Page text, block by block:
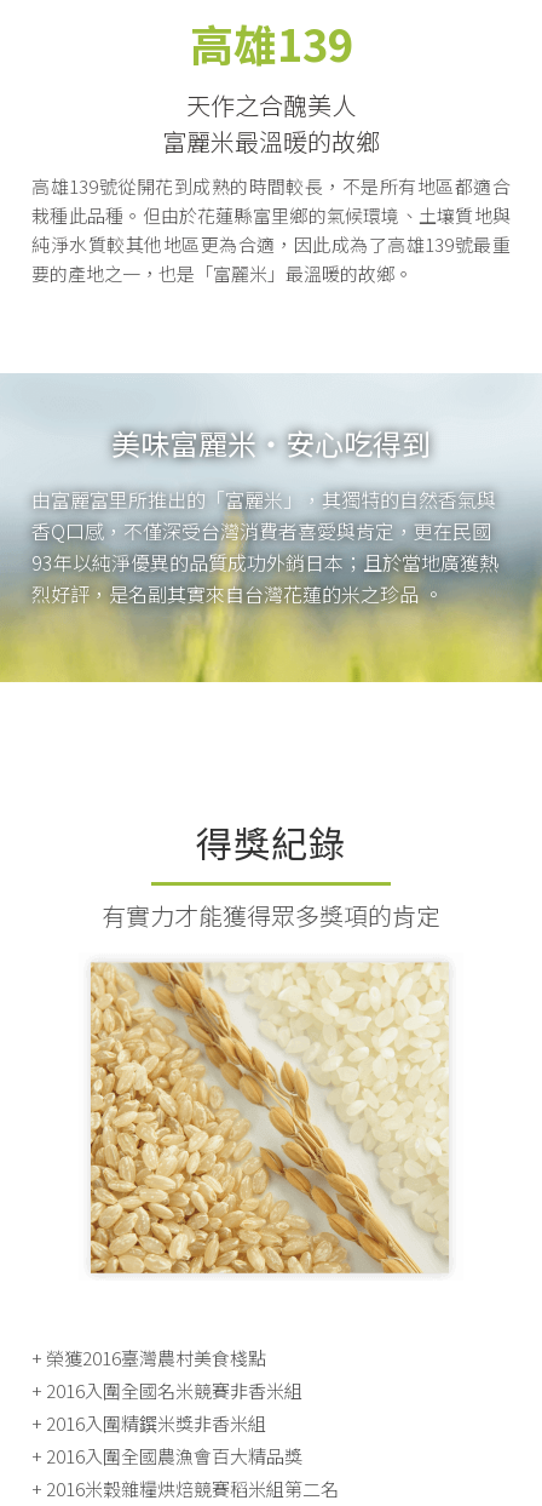
高雄139
天作之合醜美人
富麗米最溫暖的故鄉
高雄139號從開花到成熟的時間較長，不是所有地區都適合
栽種此品種。但由於花蓮縣富里鄉的氣候環境、土壤質地與
純淨水質較其他地區更為合適，因此成為了高雄139號最重
要的產地之一，也是「富麗米」最溫暖的故鄉。
美味富麗米・安心吃得到
由富麗富里所推出的「富麗米」，其獨特的自然香氣與
香Q口感，不僅深受台灣消費者喜愛與肯定，更在民國
93年以純淨優異的品質成功外銷日本；且於當地廣獲熱
烈好評，是名副其實來自台灣花蓮的米之珍品 。
得獎紀錄
有實力才能獲得眾多獎項的肯定
+ 榮獲2016臺灣農村美食棧點
+ 2016入圍全國名米競賽非香米組
+ 2016入圍精鐉米獎非香米組
+ 2016入圍全國農漁會百大精品獎
+ 2016米穀雜糧烘焙競賽稻米組第二名